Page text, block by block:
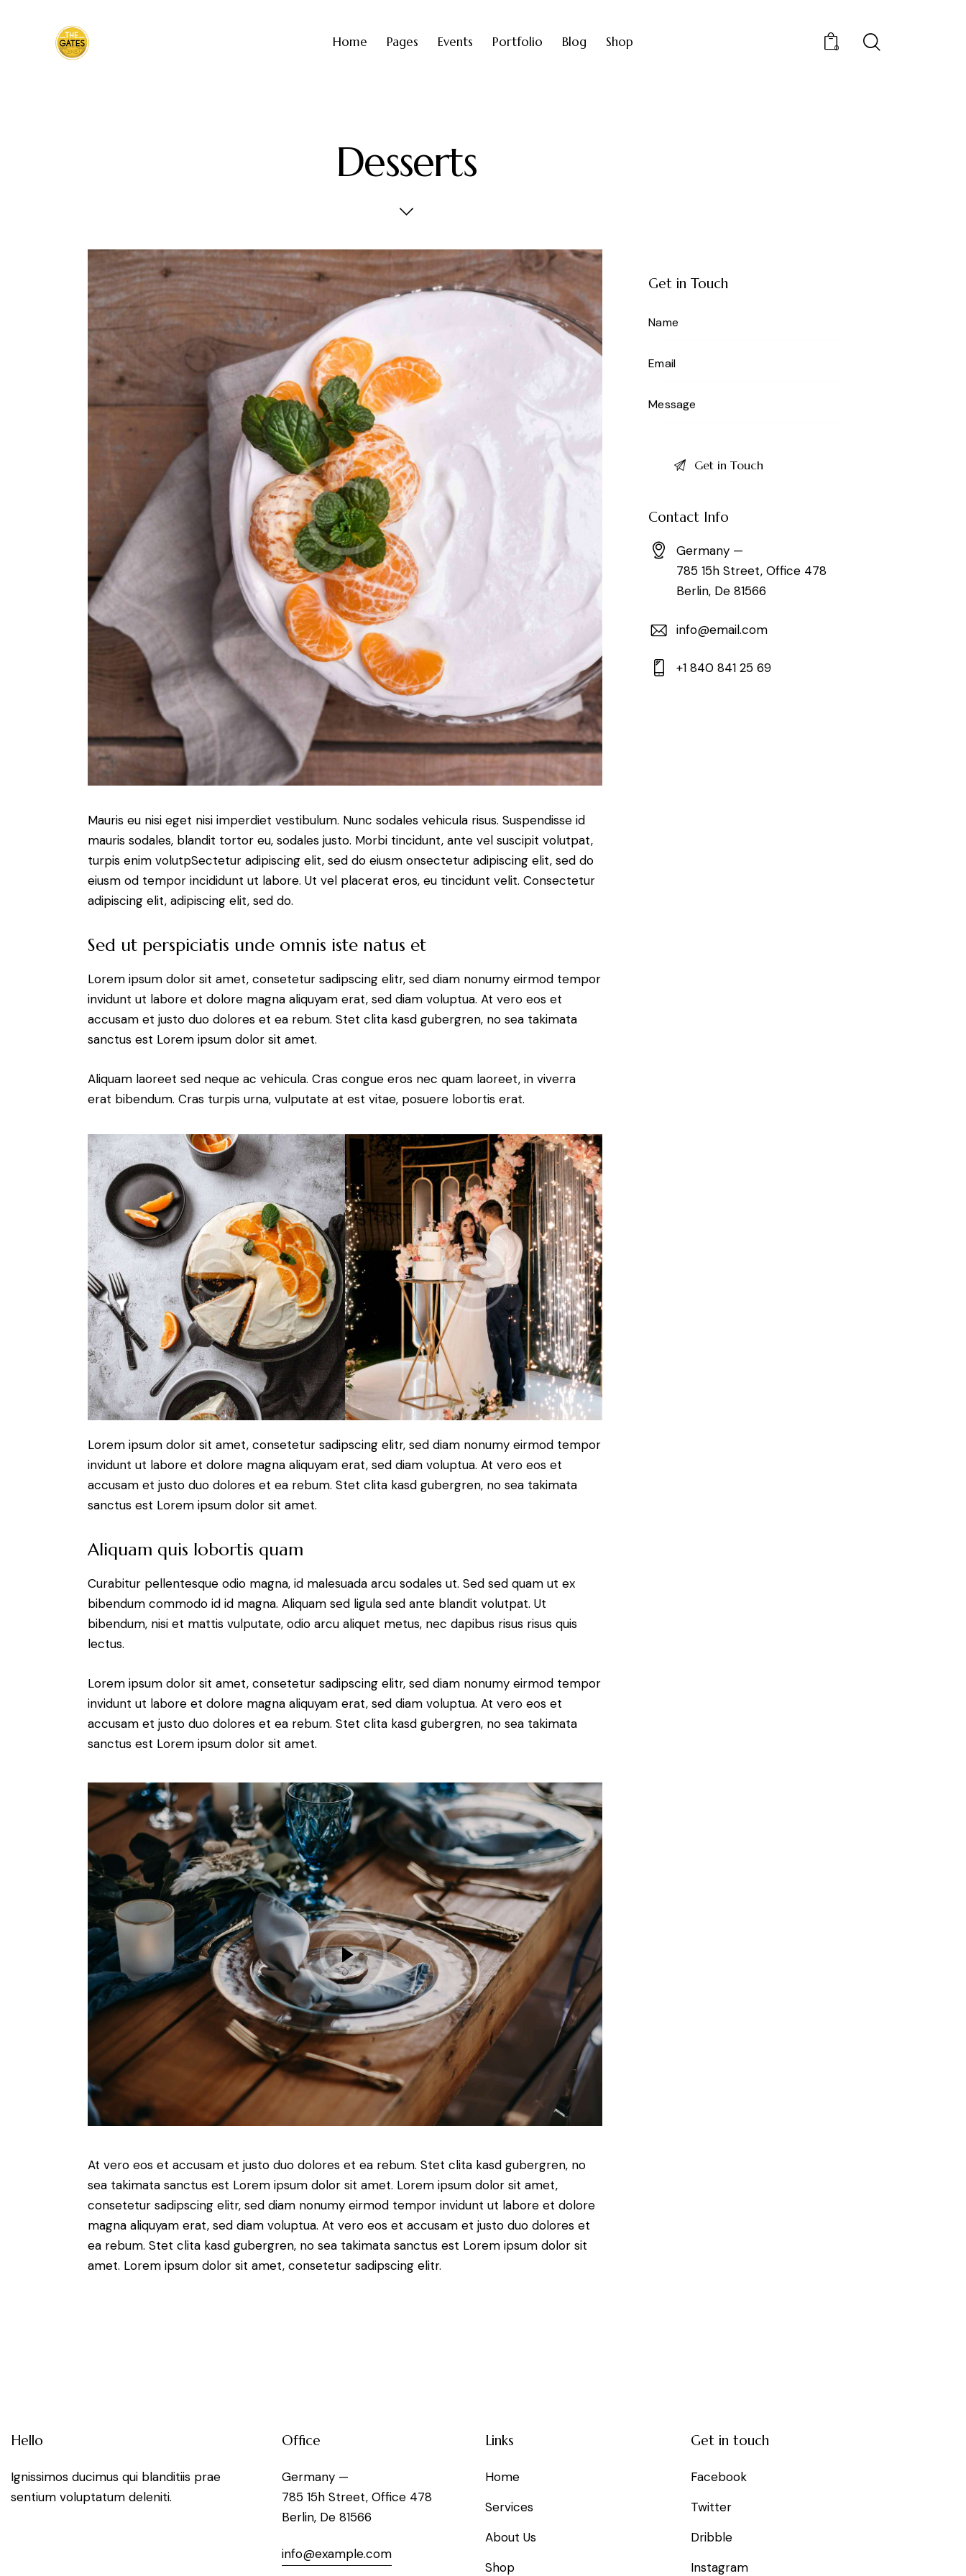
Home Pages Events Portfolio Blog Shop 0
Desserts
Mauris eu nisi eget nisi imperdiet vestibulum. Nunc sodales vehicula risus. Suspendisse id
mauris sodales, blandit tortor eu, sodales justo. Morbi tincidunt, ante vel suscipit volutpat,
turpis enim volutpSectetur adipiscing elit, sed do eiusm onsectetur adipiscing elit, sed do
eiusm od tempor incididunt ut labore. Ut vel placerat eros, eu tincidunt velit. Consectetur
adipiscing elit, adipiscing elit, sed do.
Sed ut perspiciatis unde omnis iste natus et
Lorem ipsum dolor sit amet, consetetur sadipscing elitr, sed diam nonumy eirmod tempor
invidunt ut labore et dolore magna aliquyam erat, sed diam voluptua. At vero eos et
accusam et justo duo dolores et ea rebum. Stet clita kasd gubergren, no sea takimata
sanctus est Lorem ipsum dolor sit amet.
Aliquam laoreet sed neque ac vehicula. Cras congue eros nec quam laoreet, in viverra
erat bibendum. Cras turpis urna, vulputate at est vitae, posuere lobortis erat.
Lorem ipsum dolor sit amet, consetetur sadipscing elitr, sed diam nonumy eirmod tempor
invidunt ut labore et dolore magna aliquyam erat, sed diam voluptua. At vero eos et
accusam et justo duo dolores et ea rebum. Stet clita kasd gubergren, no sea takimata
sanctus est Lorem ipsum dolor sit amet.
Aliquam quis lobortis quam
Curabitur pellentesque odio magna, id malesuada arcu sodales ut. Sed sed quam ut ex
bibendum commodo id id magna. Aliquam sed ligula sed ante blandit volutpat. Ut
bibendum, nisi et mattis vulputate, odio arcu aliquet metus, nec dapibus risus risus quis
lectus.
Lorem ipsum dolor sit amet, consetetur sadipscing elitr, sed diam nonumy eirmod tempor
invidunt ut labore et dolore magna aliquyam erat, sed diam voluptua. At vero eos et
accusam et justo duo dolores et ea rebum. Stet clita kasd gubergren, no sea takimata
sanctus est Lorem ipsum dolor sit amet.
At vero eos et accusam et justo duo dolores et ea rebum. Stet clita kasd gubergren, no
sea takimata sanctus est Lorem ipsum dolor sit amet. Lorem ipsum dolor sit amet,
consetetur sadipscing elitr, sed diam nonumy eirmod tempor invidunt ut labore et dolore
magna aliquyam erat, sed diam voluptua. At vero eos et accusam et justo duo dolores et
ea rebum. Stet clita kasd gubergren, no sea takimata sanctus est Lorem ipsum dolor sit
amet. Lorem ipsum dolor sit amet, consetetur sadipscing elitr.
Get in Touch
Contact Info
Germany —
785 15h Street, Office 478
Berlin, De 81566
info@email.com
+1 840 841 25 69
Hello
Ignissimos ducimus qui blanditiis prae
sentium voluptatum deleniti.
Office
Germany —
785 15h Street, Office 478
Berlin, De 81566
info@example.com
Links
Home
Services
About Us
Shop
Get in touch
Facebook
Twitter
Dribble
Instagram